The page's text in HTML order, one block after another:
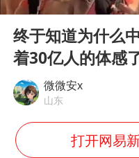
王
Play
终于知道为什么
着30亿人的体感
微微安x
山东
打开网易